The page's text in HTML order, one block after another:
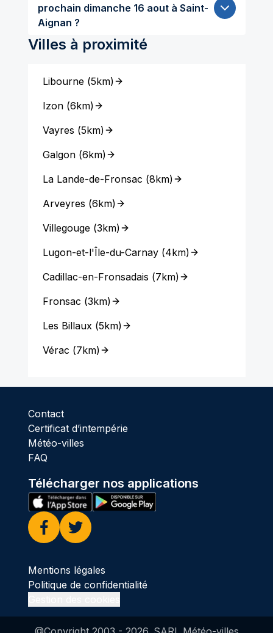
prochain dimanche 16 aout à Saint-
Aignan ?
Villes à proximité
Libourne(5km)
Izon(6km)
Vayres (5km)
Galgon(6km)
La Lande-de-Fronsac (8km)
Arveyres (6km)
Villegouge(3km)
Lugon-et-l'Île-du-Carnay(4km)
Cadillac-en-Fronsadais (7km)
Fronsac (3km)
Les Billaux(5km)
Vérac (7km)
Contact
Certificat d’intempérie
Météo-villes
FAQ
Télécharger nos applications
Facebook
Twitter
Mentions légales
Politique de confidentialité